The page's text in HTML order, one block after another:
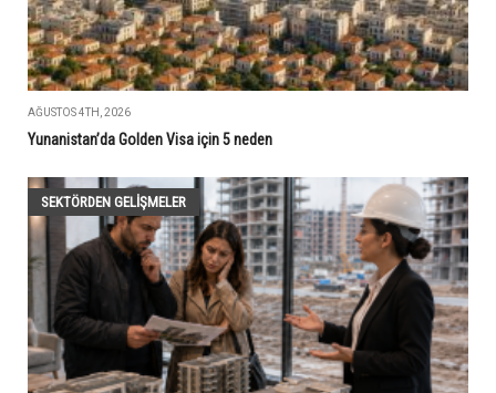
AĞUSTOS 4TH, 2026
Yunanistan’da Golden Visa için 5 neden
SEKTÖRDEN GELIŞMELER